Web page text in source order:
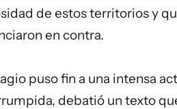
de estos territorios y
en contra.
puso fin a una intensa
debatió un texto